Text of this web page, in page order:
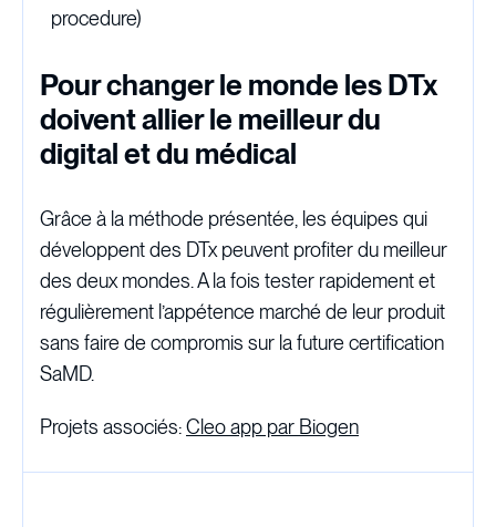
procedure)
Pour changer le monde les DTx
doivent allier le meilleur du
digital et du médical
Grâce à la méthode présentée, les équipes qui
développent des DTx peuvent profiter du meilleur
des deux mondes. A la fois tester rapidement et
régulièrement l’appétence marché de leur produit
sans faire de compromis sur la future certification
SaMD.
Projets associés:Cleo app par Biogen